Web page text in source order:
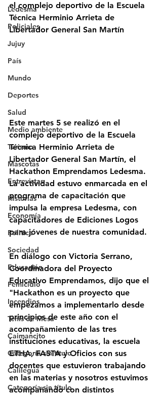
Ledesma
Policiales
Jujuy
País
Mundo
Deportes
Salud
Medio ambiente
Turismo
Mascotas
Entrevistas
Historias
Economía
Politica
Sociedad
Educación
Femicidio
Incendios
Tenis de Mesa
Caimancito
Categoría sin título
Calilegua
Categoría sin título
el complejo deportivo de la Escuela
Técnica Herminio Arrieta de
Libertador General San Martín
Este martes 5 se realizó en el
complejo deportivo de la Escuela
Técnica Herminio Arrieta de
Libertador General San Martín, el
Hackathon Emprendamos Ledesma.
La actividad estuvo enmarcada en el
programa de capacitación que
impulsa la empresa Ledesma, con
capacitadores de Ediciones Logos
para jóvenes de nuestra comunidad.
En diálogo con Victoria Serrano,
Coordinadora del Proyecto
Educativo Emprendamos, dijo que el
"Hackathon es un proyecto que
empezamos a implementarlo desde
principios de este año con el
acompañamiento de las tres
instituciones educativas, la escuela
ETHA, FASTA y Oficios con sus
docentes que estuvieron trabajando
en las materias y nosotros estuvimos
acompañando con distintos